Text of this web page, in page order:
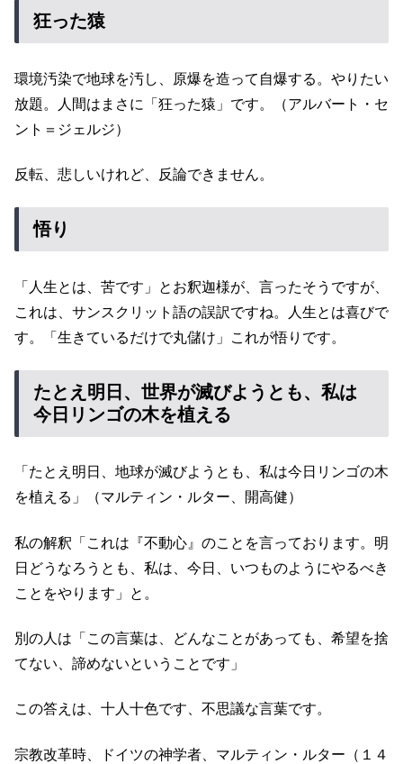
狂った猿
環境汚染で地球を汚し、原爆を造って自爆する。やりたい
放題。人間はまさに「狂った猿」です。（アルバート・セ
ント＝ジェルジ）
反転、悲しいけれど、反論できません。
悟り
「人生とは、苦です」とお釈迦様が、言ったそうですが、
これは、サンスクリット語の誤訳ですね。人生とは喜びで
す。「生きているだけで丸儲け」これが悟りです。
たとえ明日、世界が滅びようとも、私は
今日リンゴの木を植える
「たとえ明日、地球が滅びようとも、私は今日リンゴの木
を植える」（マルティン・ルター、開高健）
私の解釈「これは『不動心』のことを言っております。明
日どうなろうとも、私は、今日、いつものようにやるべき
ことをやります」と。
別の人は「この言葉は、どんなことがあっても、希望を捨
てない、諦めないということです」
この答えは、十人十色です、不思議な言葉です。
宗教改革時、ドイツの神学者、マルティン・ルター（１４